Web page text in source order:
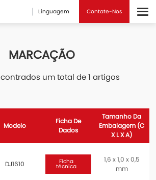
Linguagem Contate-Nos
MARCAÇÃO
um total de 1 artigos
Modelo
Ficha De
Dados
Tamanho Da
Embalagem (C
X L X A)
DJ1610 Ficha
técnica
1,6 x 1,0 x 0,5
mm